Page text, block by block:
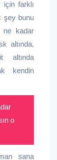
farklı
şey bunu
ne kadar
altında,
altında
kendin
o
sana